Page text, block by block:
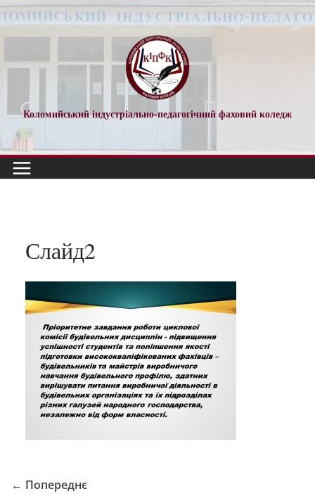
Перейти
до
Коломийський індустріально-педагогічний фаховий коледж
Слайд2
← Попереднє